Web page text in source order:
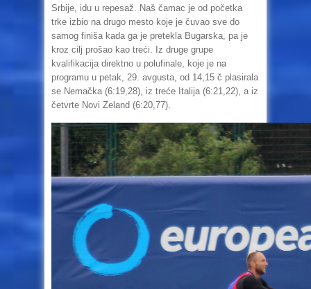
Srbije, idu u repesaž. Naš čamac je od početka
trke izbio na drugo mesto koje je čuvao sve do
samog finiša kada ga je pretekla Bugarska, pa je
kroz cilj prošao kao treći. Iz druge grupe
kvalifikacija direktno u polufinale, koje je na
programu u petak, 29. avgusta, od 14,15 č plasirala
se Nemačka (6:19,28), iz treće Italija (6:21,22), a iz
četvrte Novi Zeland (6:20,77).